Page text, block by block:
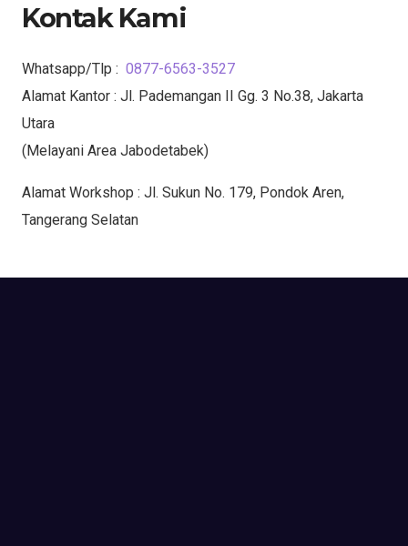
Kontak Kami
Whatsapp/Tlp : 0877-6563-3527
Alamat Kantor : Jl. Pademangan II Gg. 3 No.38, Jakarta
Utara
(Melayani Area Jabodetabek)
Alamat Workshop : Jl. Sukun No. 179, Pondok Aren,
Tangerang Selatan